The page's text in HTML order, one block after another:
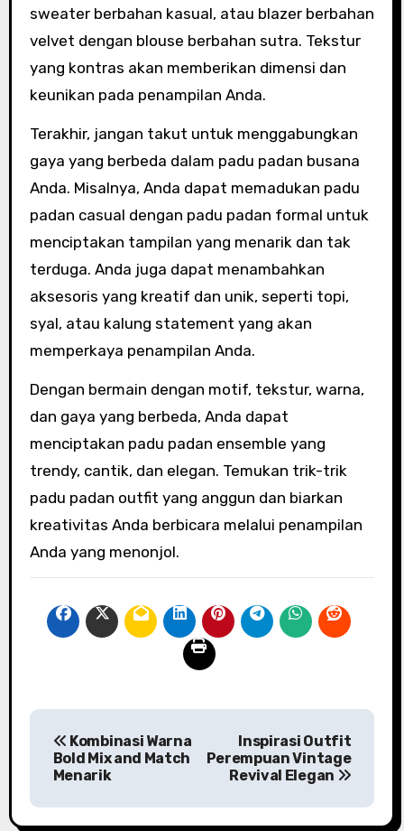
sweater berbahan kasual, atau blazer berbahan
velvet dengan blouse berbahan sutra. Tekstur
yang kontras akan memberikan dimensi dan
keunikan pada penampilan Anda.
Terakhir, jangan takut untuk menggabungkan
gaya yang berbeda dalam padu padan busana
Anda. Misalnya, Anda dapat memadukan padu
padan casual dengan padu padan formal untuk
menciptakan tampilan yang menarik dan tak
terduga. Anda juga dapat menambahkan
aksesoris yang kreatif dan unik, seperti topi,
syal, atau kalung statement yang akan
memperkaya penampilan Anda.
Dengan bermain dengan motif, tekstur, warna,
dan gaya yang berbeda, Anda dapat
menciptakan padu padan ensemble yang
trendy, cantik, dan elegan. Temukan trik-trik
padu padan outfit yang anggun dan biarkan
kreativitas Anda berbicara melalui penampilan
Anda yang menonjol.
P
s
Kombinasi Warna
Bold Mix and Match
Menarik
Inspirasi Outfit
Perempuan Vintage
Revival Elegan